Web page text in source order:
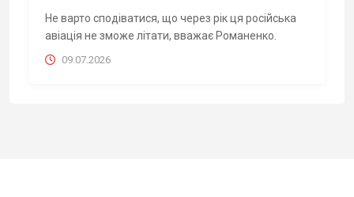
Не варто сподіватися, що через рік ця російська
авіація не зможе літати, вважає Романенко.
09.07.2026